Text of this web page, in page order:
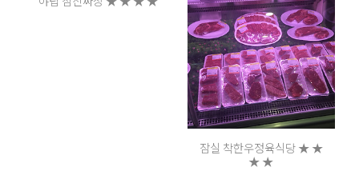
잠실 착한우정육식당 ★ ★
★ ★